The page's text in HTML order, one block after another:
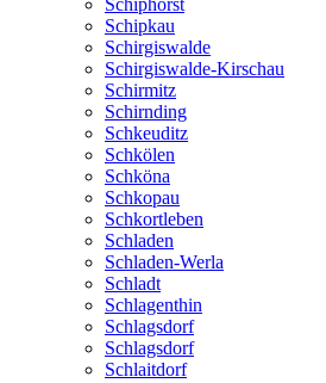
Schipkau
Schirgiswalde
Schirgiswalde-Kirschau
Schirmitz
Schirnding
Schkeuditz
Schkölen
Schköna
Schkopau
Schkortleben
Schladen
Schladen-Werla
Schladt
Schlagenthin
Schlagsdorf
Schlagsdorf
Schlaitdorf